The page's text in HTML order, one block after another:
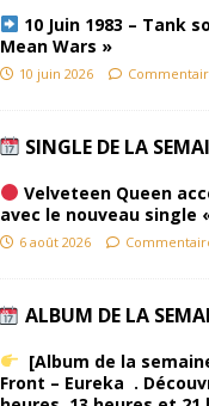
10 Juin 1983 – Tank
Mean Wars »
10 juin 2026
SINGLE DE LA
Velveteen Queen
avec le nouveau single
6 août 2026
ALBUM DE LA
[Album de la
Front – Eureka .